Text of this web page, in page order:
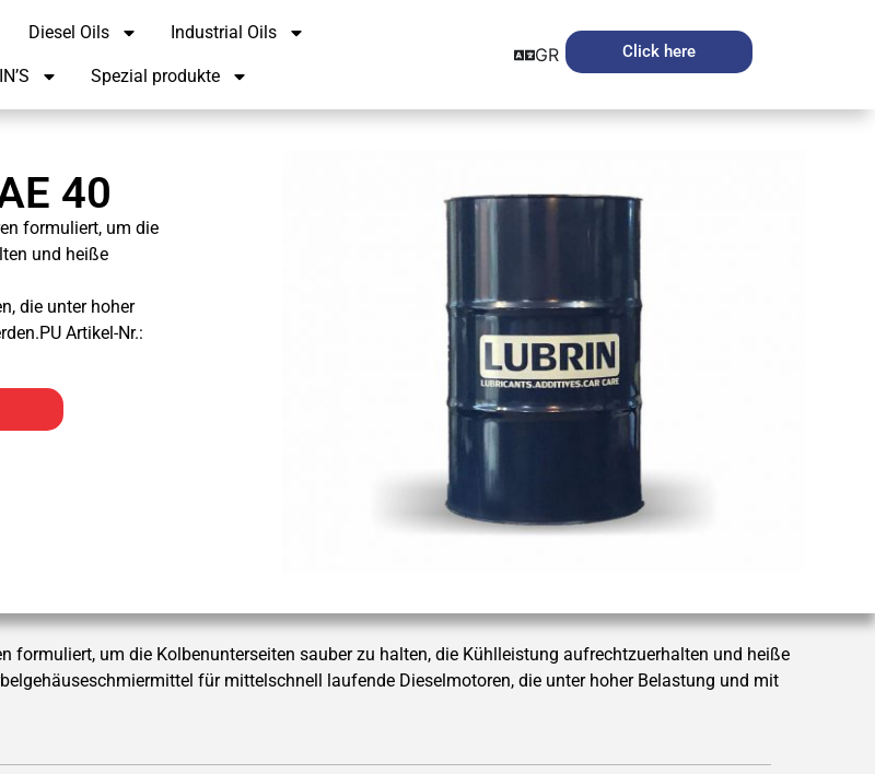
Diesel Oils Industrial Oils
Spezial produkte
Click here
GR
40
formuliert, um die
und heiße
die unter hoher
Artikel-Nr.:
formuliert, um die Kolbenunterseiten sauber zu halten, die Kühlleistung aufrechtzuerhalten und heiße
für mittelschnell laufende Dieselmotoren, die unter hoher Belastung und mit